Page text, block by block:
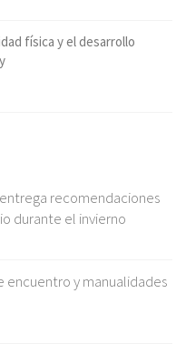
física y el desarrollo
recomendaciones
durante el invierno
y manualidades